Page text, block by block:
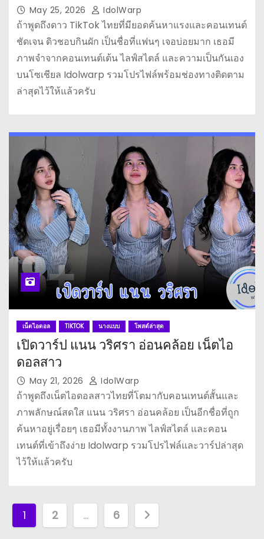
May 25, 2026 IdolWarp
ถ้าพูดถึงดาว TikTok ไทยที่มียอดค้นหาแรงและคอนเทนต์
ชัดเจน ดิวชอบกินผัก เป็นชื่อที่แฟนๆ เจอบ่อยมาก เธอมี
ภาพจำจากคอนเทนต์เต้น ไลฟ์สไตล์ และความเป็นกันเอง
บนโซเชียล Idolwarp รวมโปรไฟล์พร้อมช่องทางติดตาม
ล่าสุดไว้ให้แล้วครับ
เน็ตไอดอล TIKTOK นางแบบ โพสต์ล่าสุด
เปิดวาร์ป แนน วริศรา อ่อนคล้อย เน็ตไอ
ดอลสาว
May 21, 2026 IdolWarp
ถ้าพูดถึงเน็ตไอดอลสาวไทยที่โตมากับคอนเทนต์สั้นและ
ภาพลักษณ์สดใส แนน วริศรา อ่อนคล้อย เป็นอีกชื่อที่ถูก
ค้นหาอยู่เรื่อยๆ เธอมีทั้งงานภาพ ไลฟ์สไตล์ และคอน
เทนต์ที่เข้าถึงง่าย Idolwarp รวมโปรไฟล์และวาร์ปล่าสุด
ไว้ให้แล้วครับ
1 2 … 6